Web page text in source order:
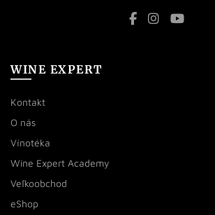
WINE EXPERT
Kontakt
O nás
Vínotéka
Wine Expert Academy
Veľkoobchod
eShop